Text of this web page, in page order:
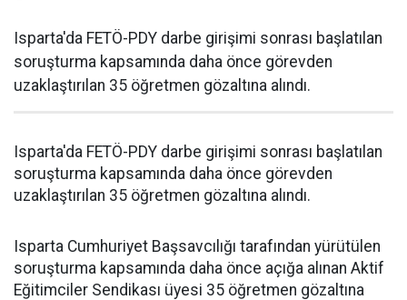
Isparta'da FETÖ-PDY darbe girişimi sonrası başlatılan
soruşturma kapsamında daha önce görevden
uzaklaştırılan 35 öğretmen gözaltına alındı.
Isparta'da FETÖ-PDY darbe girişimi sonrası başlatılan
soruşturma kapsamında daha önce görevden
uzaklaştırılan 35 öğretmen gözaltına alındı.
Isparta Cumhuriyet Başsavcılığı tarafından yürütülen
soruşturma kapsamında daha önce açığa alınan Aktif
Eğitimciler Sendikası üyesi 35 öğretmen gözaltına